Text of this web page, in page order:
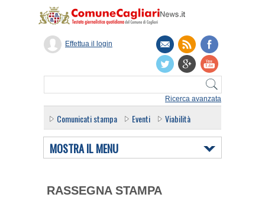
Ricerca avanzata
Effettua il login
Comunicati stampa Eventi Viabilità
MOSTRA IL MENU
RASSEGNA STAMPA